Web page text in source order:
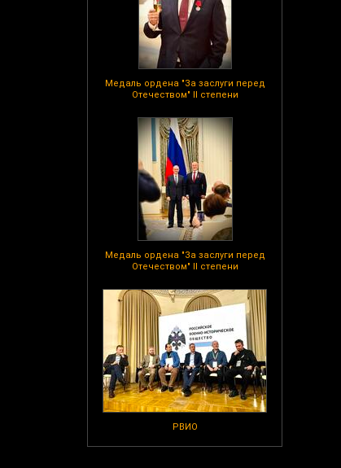
Медаль ордена "За заслуги перед
Отечеством" II степени
Медаль ордена "За заслуги перед
Отечеством" II степени
РВИО